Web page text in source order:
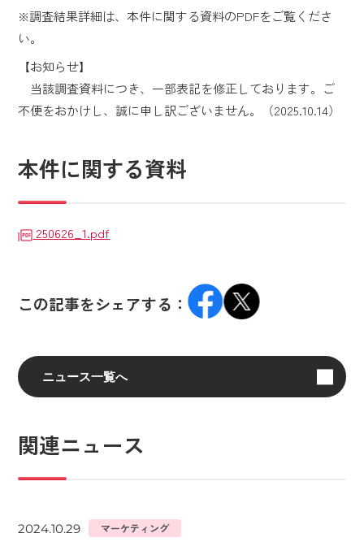
※調査結果詳細は、本件に関する資料のPDFをご覧くださ
い。
【お知らせ】
当該調査資料につき、一部表記を修正しております。ご
不便をおかけし、誠に申し訳ございません。（2025.10.14）
本件に関する資料
250626_1.pdf
この記事をシェアする：
ニュース一覧へ
関連ニュース
2024.10.29 マーケティング